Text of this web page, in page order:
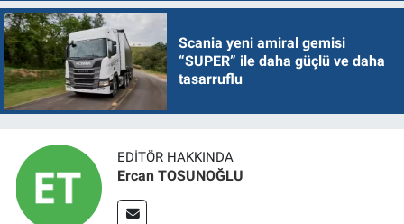
Scania yeni amiral gemisi
“SUPER” ile daha güçlü ve daha
tasarruflu
EDITÖR HAKKINDA
Ercan TOSUNOĞLU